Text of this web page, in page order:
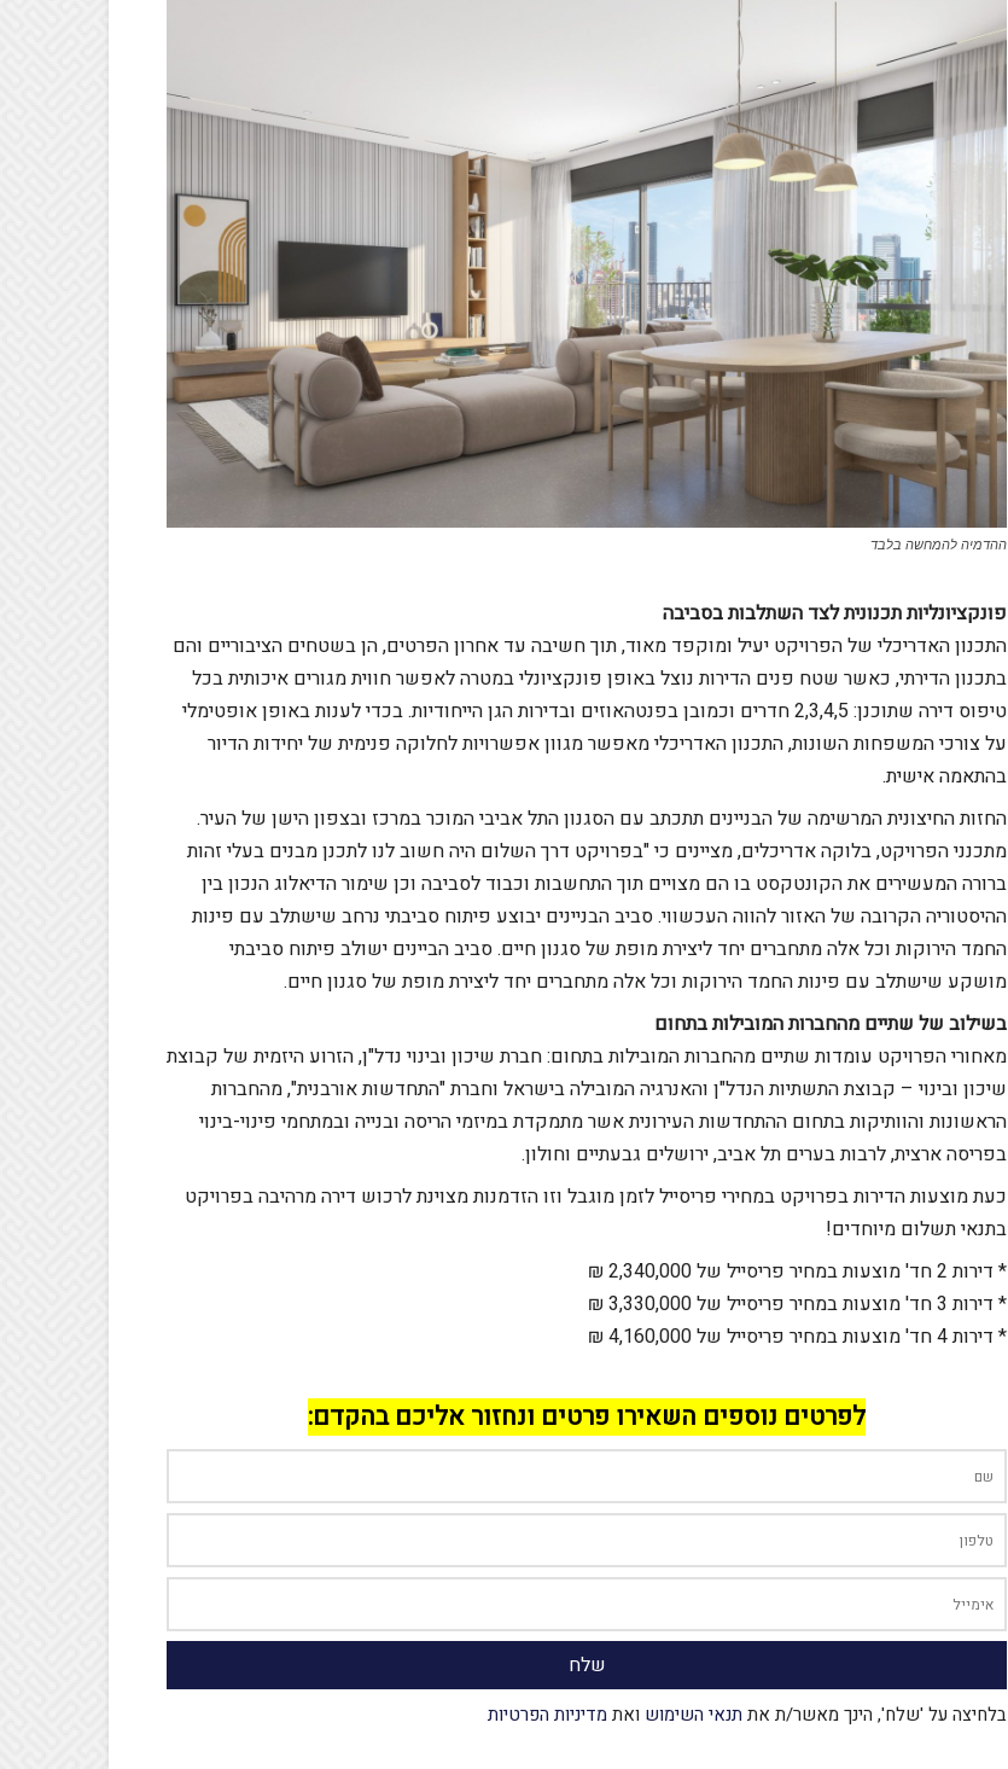
ההדמיה להמחשה בלבד
פונקציונליות תכנונית לצד השתלבות בסביבה
התכנון האדריכלי של הפרויקט יעיל ומוקפד מאוד, תוך חשיבה עד אחרון הפרטים, הן בשטחים הציבוריים והם
בתכנון הדירתי, כאשר שטח פנים הדירות נוצל באופן פונקציונלי במטרה לאפשר חווית מגורים איכותית בכל
טיפוס דירה שתוכנן: 2,3,4,5 חדרים וכמובן בפנטהאוזים ובדירות הגן הייחודיות. בכדי לענות באופן אופטימלי
על צורכי המשפחות השונות, התכנון האדריכלי מאפשר מגוון אפשרויות לחלוקה פנימית של יחידות הדיור
בהתאמה אישית.
החזות החיצונית המרשימה של הבניינים תתכתב עם הסגנון התל אביבי המוכר במרכז ובצפון הישן של העיר.
מתכנני הפרויקט, בלוקה אדריכלים, מציינים כי "בפרויקט דרך השלום היה חשוב לנו לתכנן מבנים בעלי זהות
ברורההמעשירים את הקונטקסט בו הם מצויים תוך התחשבות וכבוד לסביבה וכן שימור הדיאלוג הנכון בין
ההיסטוריה הקרובה של האזור להווה העכשווי.סביב הבניינים יבוצע פיתוח סביבתי נרחב שישתלב עם פינות
החמד הירוקות וכל אלה מתחברים יחד ליצירת מופת של סגנון חיים.סביב הביינים ישולב פיתוח סביבתי
מושקע שישתלב עם פינות החמד הירוקות וכל אלה מתחברים יחד ליצירת מופת של סגנון חיים.
בשילוב של שתיים מהחברות המובילות בתחום
מאחורי הפרויקט עומדות שתיים מהחברות המובילות בתחום: חברת שיכון ובינוי נדל"ן, הזרוע היזמית של קבוצת
שיכון ובינוי – קבוצת התשתיות הנדל"ן והאנרגיה המובילה בישראל וחברת "התחדשות אורבנית", מהחברות
הראשונות והוותיקות בתחום ההתחדשות העירונית אשר מתמקדת במיזמי הריסה ובנייה ובמתחמי פינוי-בינוי
בפריסה ארצית, לרבות בערים תל אביב, ירושלים גבעתיים וחולון.
כעת מוצעות הדירות בפרויקט במחירי פריסייל לזמן מוגבל וזו הזדמנות מצוינת לרכוש דירה מרהיבה בפרויקט
בתנאי תשלום מיוחדים!
* דירות 2 חד' מוצעות במחיר פריסייל של 2,340,000 ₪
* דירות 3 חד' מוצעות במחיר פריסייל של 3,330,000 ₪
* דירות 4 חד' מוצעות במחיר פריסייל של 4,160,000 ₪
לפרטים נוספים השאירו פרטים ונחזור אליכם בהקדם:
בלחיצה על 'שלח', הינך מאשר/ת את תנאי השימוש ואת מדיניות הפרטיות